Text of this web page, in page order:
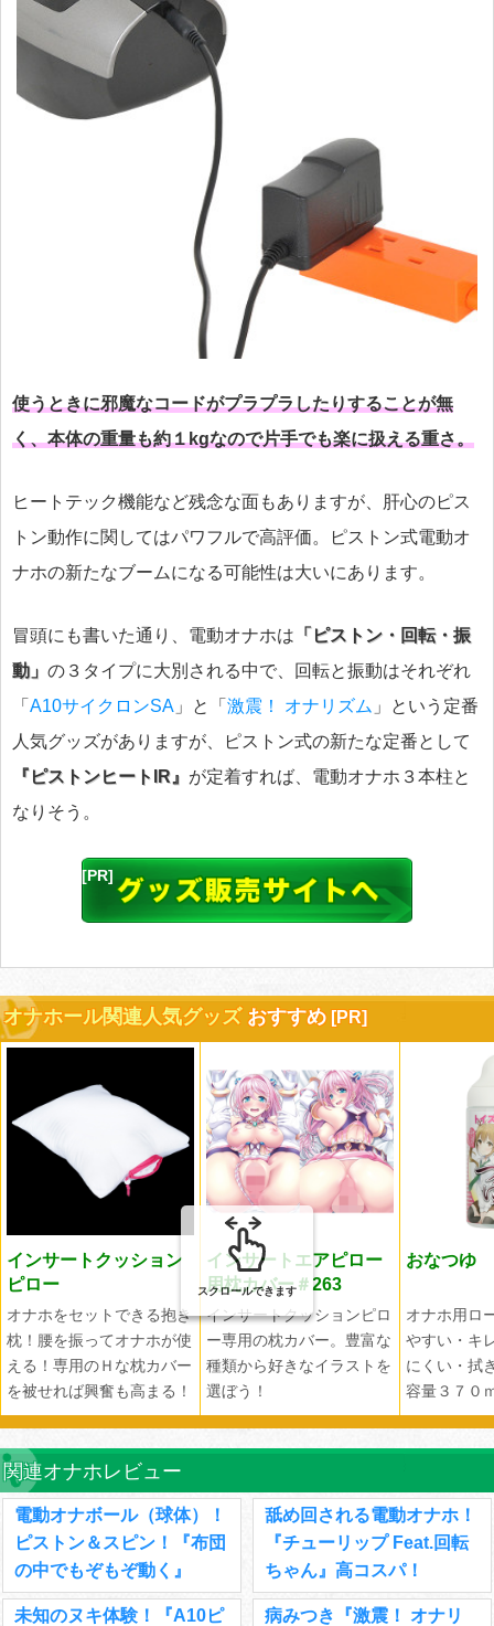
使うときに邪魔なコードがプラプラしたりすることが無
く、本体の重量も約１kgなので片手でも楽に扱える重さ。
ヒートテック機能など残念な面もありますが、肝心のピス
トン動作に関してはパワフルで高評価。ピストン式電動オ
ナホの新たなブームになる可能性は大いにあります。
冒頭にも書いた通り、電動オナホは 「ピストン・回転・振
動」 の３タイプに大別される中で、回転と振動はそれぞれ
「 A10サイクロンSA 」と「 激震！ オナリズム 」という定番
人気グッズがありますが、ピストン式の新たな定番として
『ピストンヒートIR』 が定着すれば、電動オナホ３本柱と
なりそう。
オナホール関連人気グッズおすすめ
インサートクッション
ピロー
オナホをセットできる抱き
枕！腰を振ってオナホが使
える！専用のＨな枕カバー
を被せれば興奮も高まる！
インサートエアピロー
用枕カバー＃263
インサートクッションピロ
ー専用の枕カバー。豊富な
種類から好きなイラストを
選ぼう！
おなつゆ
オナホ用ロ
やすい・キ
にくい・拭
容量３７０
スクロールできます
関連オナホレビュー
電動オナボール（球体）！
ピストン＆スピン！『布団
の中でもぞもぞ動く』
舐め回される電動オナホ！
『チューリップ Feat.回転
ちゃん』高コスパ！
未知のヌキ体験！『A10ピ
病みつき『激震！ オナリ